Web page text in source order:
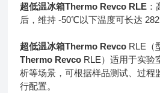
超低温冰箱Thermo Revco RLE
后，维持 -50℃以下温度可长达
超低温冰箱Thermo Revco RLE（
Thermo Revco RLE）适用于实验
析等场景，可根据样品测试、过程
行配置。